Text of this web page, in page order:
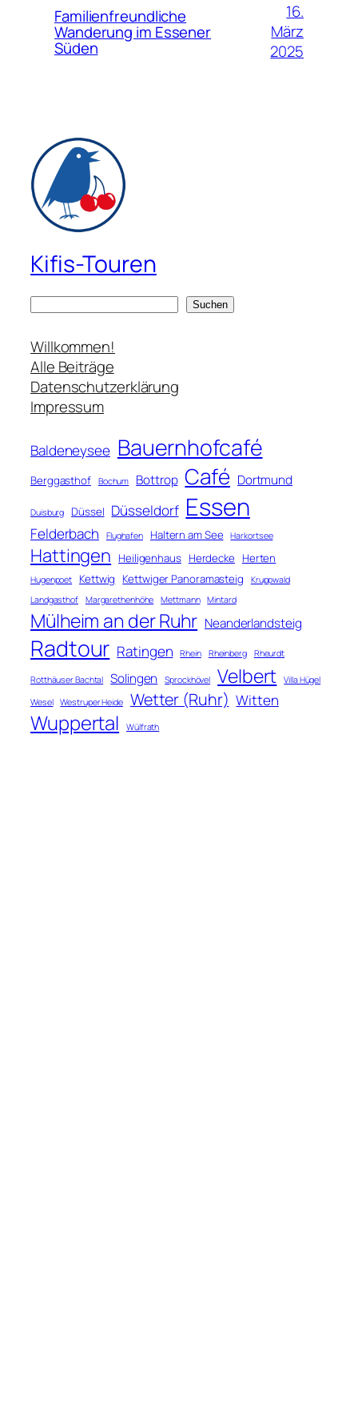
Familienfreundliche
Wanderung im Essener
Süden
16.
März
2025
Kifis-Touren
c
h
e
n
Suchen
Willkommen!
Alle Beiträge
Datenschutzerklärung
Impressum
Baldeneysee Bauernhofcafé
Berggasthof Bochum Bottrop Café Dortmund
Duisburg Düssel Düsseldorf Essen
Felderbach Flughafen Haltern am See Harkortsee
Hattingen Heiligenhaus Herdecke Herten
Hugenpoet Kettwig Kettwiger Panoramasteig
Kruppwald
Landgasthof
Margarethenhöhe Mettmann Mintard
Mülheim an der Ruhr Neanderlandsteig
Radtour Ratingen Rhein Rheinberg Rheurdt
Rotthäuser Bachtal Solingen Sprockhövel Velbert
Villa Hügel
Wesel
Westruper Heide Wetter (Ruhr) Witten
Wuppertal Wülfrath